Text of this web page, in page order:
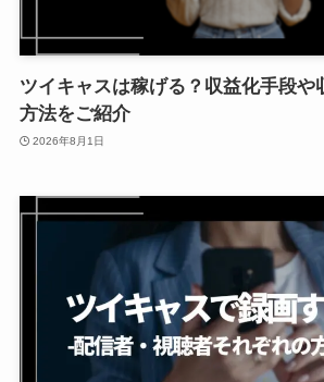
ツイキャスは稼げる？収益化手段や
方法をご紹介
2026年8月1日